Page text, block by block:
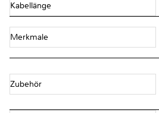
Kabellänge
Merkmale
Zubehör